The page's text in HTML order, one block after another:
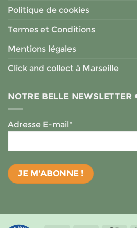
Politique de cookies
Termes et Conditions
Mentions légales
Click and collect à Marseille
NOTRE BELLE NEWSLETTER
Adresse E-mail*